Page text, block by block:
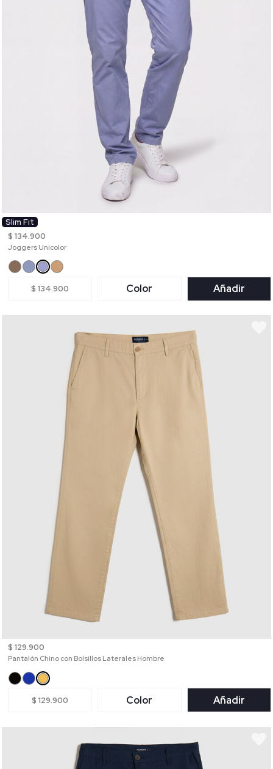
Slim Fit
$ 134.900
Joggers Unicolor
$ 134.900 Color Añadir
$ 129.900
Pantalón Chino con Bolsillos Laterales Hombre
$ 129.900 Color Añadir